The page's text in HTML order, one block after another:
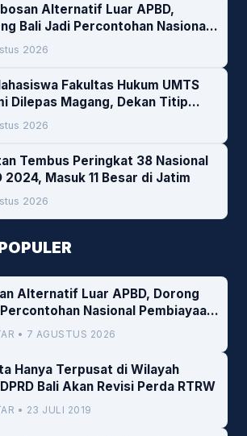
Alternatif Luar APBD,
Bali Jadi Percontohan Nasional
Daerah
2026
Fakultas Hukum UMTS
Dilepas Magang, Dekan Titip
Pesan Penting
2026
Tembus Peringkat 38 Nasional
2024, Masuk 11 Besar di Jatim
2026
Alternatif Luar APBD, Dorong
Nasional Pembiayaan
• 7 AGUSTUS 2026
Hanya Terpusat di Wilayah
Bali Akan Revisi Perda RTRW
• 23 JULI 2019